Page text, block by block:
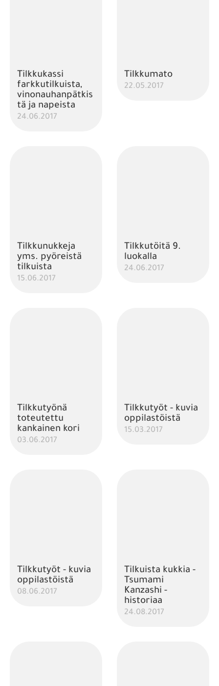
Tilkkukassi
farkkutilkuista,
vinonauhanpätkis
tä ja napeista
24.06.2017
Tilkkumato
22.05.2017
Tilkkunukkeja
yms. pyöreistä
tilkuista
15.06.2017
Tilkkutöitä 9.
luokalla
24.06.2017
Tilkkutyönä
toteutettu
kankainen kori
03.06.2017
Tilkkutyöt - kuvia
oppilastöistä
15.03.2017
Tilkkutyöt - kuvia
oppilastöistä
08.06.2017
Tilkuista kukkia -
Tsumami
Kanzashi -
historiaa
24.08.2017